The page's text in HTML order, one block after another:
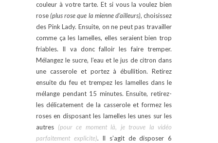
couleur à votre tarte. Et si vous la voulez bien
rose(plus rose que la mienne d’ailleurs), choisissez
des Pink Lady. Ensuite, on ne peut pas travailler
comme ça les lamelles, elles seraient bien trop
friables. Il va donc falloir les faire tremper.
Mélangez le sucre, l’eau et le jus de citron dans
une casserole et portez à ébullition. Retirez
ensuite du feu et trempez les lamelles dans le
mélange pendant 15 minutes. Ensuite, retirez-
les délicatement de la casserole et formez les
roses en disposant les lamelles les unes sur les
autres (pour ce moment là, je trouve la vidéo
parfaitement explicite). Il s’agit de disposer 6